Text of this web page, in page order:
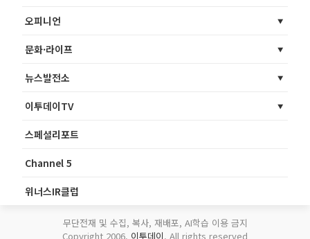
오피니언
문화·라이프
뉴스발전소
이투데이TV
스페셜리포트
Channel 5
위너스IR클럽
무단전재 및 수집, 복사, 재배포, AI학습 이용 금지
Copyright 2006. 이투데이. All rights reserved